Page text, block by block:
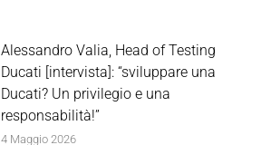
Alessandro Valia, Head of Testing
Ducati [intervista]: “sviluppare una
Ducati? Un privilegio e una
responsabilità!”
4 Maggio 2026